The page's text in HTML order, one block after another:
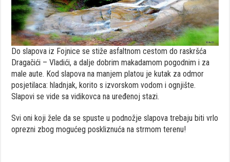
Do slapova iz Fojnice se stiže asfaltnom cestom do raskršća
Dragačići – Vladići, a dalje dobrim makadamom pogodnim i za
male aute. Kod slapova na manjem platou je kutak za odmor
posjetilaca: hladnjak, korito s izvorskom vodom i ognjište.
Slapovi se vide sa vidikovca na uređenoj stazi.
Svi oni koji žele da se spuste u podnožje slapova trebaju biti vrlo
oprezni zbog mogućeg poskliznuća na strmom terenu!